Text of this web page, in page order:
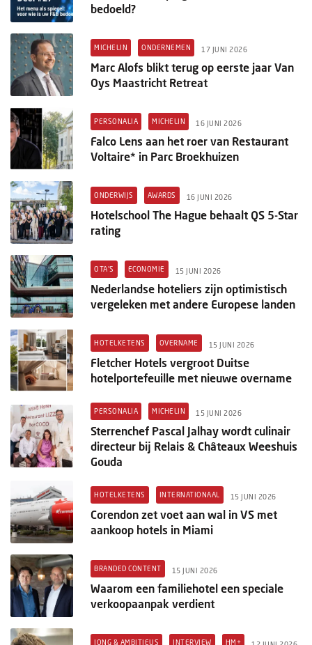
bedoeld?
MICHELIN ONDERNEMEN 17 JUNI 2026
Marc Alofs blikt terug op eerste jaar Van
Oys Maastricht Retreat
PERSONALIA MICHELIN 16 JUNI 2026
Falco Lens aan het roer van Restaurant
Voltaire* in Parc Broekhuizen
ONDERWIJS AWARDS 16 JUNI 2026
Hotelschool The Hague behaalt QS 5-Star
rating
OTA'S ECONOMIE 15 JUNI 2026
Nederlandse hoteliers zijn optimistisch
vergeleken met andere Europese landen
HOTELKETENS OVERNAME 15 JUNI 2026
Fletcher Hotels vergroot Duitse
hotelportefeuille met nieuwe overname
PERSONALIA MICHELIN 15 JUNI 2026
Sterrenchef Pascal Jalhay wordt culinair
directeur bij Relais & Châteaux Weeshuis
Gouda
HOTELKETENS INTERNATIONAAL 15 JUNI 2026
Corendon zet voet aan wal in VS met
aankoop hotels in Miami
BRANDED CONTENT 15 JUNI 2026
Waarom een familiehotel een speciale
verkoopaanpak verdient
JONG & AMBITIEUS INTERVIEW HM+